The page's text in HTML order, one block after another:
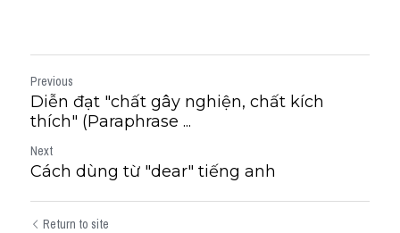
Previous
Diễn đạt "chất gây nghiện, chất kích
thích" (Paraphrase ...
Next
Cách dùng từ "dear" tiếng anh
Return to site